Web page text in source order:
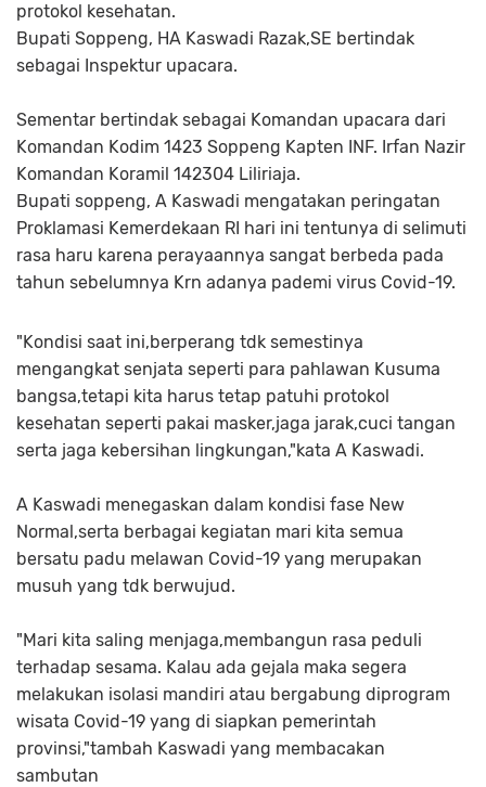
protokol kesehatan.
Bupati Soppeng, HA Kaswadi Razak,SE bertindak
sebagai Inspektur upacara.
Sementar bertindak sebagai Komandan upacara dari
Komandan Kodim 1423 Soppeng Kapten INF. Irfan Nazir
Komandan Koramil 142304 Liliriaja.
Bupati soppeng, A Kaswadi mengatakan peringatan
Proklamasi Kemerdekaan RI hari ini tentunya di selimuti
rasa haru karena perayaannya sangat berbeda pada
tahun sebelumnya Krn adanya pademi virus Covid-19.
"Kondisi saat ini,berperang tdk semestinya
mengangkat senjata seperti para pahlawan Kusuma
bangsa,tetapi kita harus tetap patuhi protokol
kesehatan seperti pakai masker,jaga jarak,cuci tangan
serta jaga kebersihan lingkungan,"kata A Kaswadi.
A Kaswadi menegaskan dalam kondisi fase New
Normal,serta berbagai kegiatan mari kita semua
bersatu padu melawan Covid-19 yang merupakan
musuh yang tdk berwujud.
"Mari kita saling menjaga,membangun rasa peduli
terhadap sesama. Kalau ada gejala maka segera
melakukan isolasi mandiri atau bergabung diprogram
wisata Covid-19 yang di siapkan pemerintah
provinsi,"tambah Kaswadi yang membacakan
sambutan